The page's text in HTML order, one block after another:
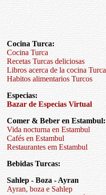
Cocina Turca:
Cocina Turca
Recetas Turcas deliciosas
Libros acerca de la cocina Turca
Habitos alimentarios Turcos
Especias:
Bazar de Especias Virtual
Comer & Beber en Estambul:
Vida nocturna en Estambul
Cafés en Estambul
Restaurantes em Estambul
Bebidas Turcas:
Sahlep - Boza - Ayran
Ayran, boza e Sahlep